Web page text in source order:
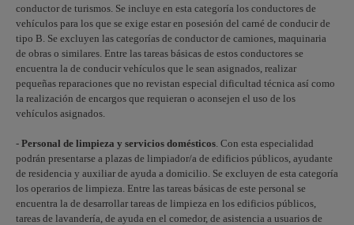
conductor de turismos. Se incluye en esta categoría los conductores de
vehículos para los que se exige estar en posesión del carné de conducir de
tipo B. Se excluyen las categorías de conductor de camiones, maquinaria
de obras o similares. Entre las tareas básicas de estos conductores se
encuentra la de conducir vehículos que le sean asignados, realizar
pequeñas reparaciones que no revistan especial dificultad técnica así como
la realización de encargos que requieran o aconsejen el uso de los
vehículos asignados.
- Personal de limpieza y servicios domésticos. Con esta especialidad
podrán presentarse a plazas de limpiador/a de edificios públicos, ayudante
de residencia y auxiliar de ayuda a domicilio. Se excluyen de esta categoría
los operarios de limpieza. Entre las tareas básicas de este personal se
encuentra la de desarrollar tareas de limpieza en los edificios públicos,
tareas de lavandería, de ayuda en el comedor, de asistencia a usuarios de